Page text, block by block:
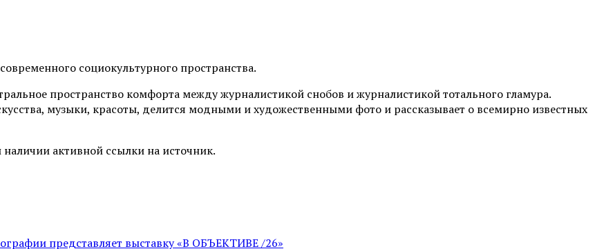
социокультурного пространства.
пространство комфорта между журналистикой снобов и журналистикой тотального гламура.
музыки, красоты, делится модными и художественными фото и рассказывает о всемирно известных
активной ссылки на источник.
представляет выставку «В ОБЪЕКТИВЕ /26»